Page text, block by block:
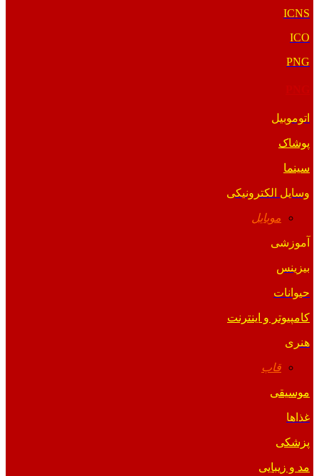
ICNS
ICO
PNG
اتوموبیل
پوشاک
سینما
وسایل الکترونیکی
موبایل
آموزشی
بیزینس
حیوانات
کامپیوتر و اینترنت
هنری
قاب
موسیقی
غذاها
پزشکی
مد و زیبایی